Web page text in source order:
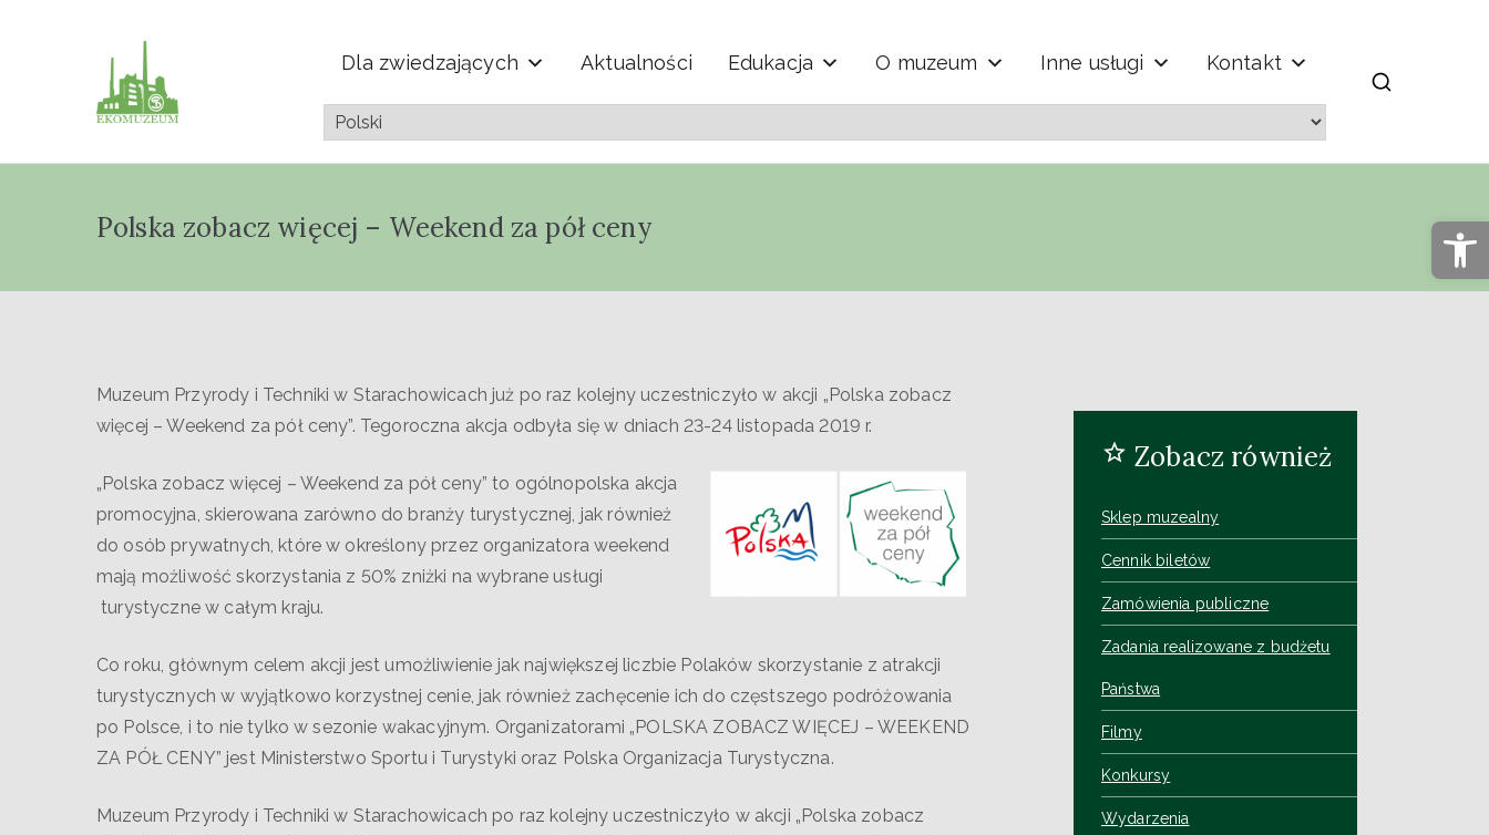
Muzeum Przyrody i Techniki "Ekomuzeum" im. Jana
Pazdura
Dla zwiedzających Aktualności Edukacja O muzeum Inne usługi Kontakt
Polska zobacz więcej – Weekend za pół ceny
Muzeum Przyrody i Techniki w Starachowicach już po raz kolejny uczestniczyło w akcji „Polska zobacz
więcej – Weekend za pół ceny”. Tegoroczna akcja odbyła się w dniach 23-24 listopada 2019 r.
„Polska zobacz więcej – Weekend za pół ceny” to ogólnopolska akcja
promocyjna, skierowana zarówno do branży turystycznej, jak również
do osób prywatnych, które w określony przez organizatora weekend
mają możliwość skorzystania z 50% zniżki na wybrane usługi
turystyczne w całym kraju.
Co roku, głównym celem akcji jest umożliwienie jak największej liczbie Polaków skorzystanie z atrakcji
turystycznych w wyjątkowo korzystnej cenie, jak również zachęcenie ich do częstszego podróżowania
po Polsce, i to nie tylko w sezonie wakacyjnym. Organizatorami „POLSKA ZOBACZ WIĘCEJ – WEEKEND
ZA PÓŁ CENY” jest Ministerstwo Sportu i Turystyki oraz Polska Organizacja Turystyczna.
Muzeum Przyrody i Techniki w Starachowicach po raz kolejny uczestniczyło w akcji „Polska zobacz
Zobacz również
Sklep muzealny
Cennik biletów
Zamówienia publiczne
Zadania realizowane z budżetu
Państwa
Filmy
Konkursy
Wydarzenia